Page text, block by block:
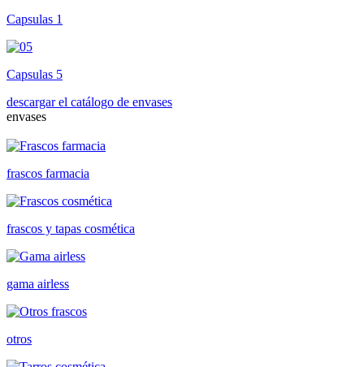
Capsulas 1
Capsulas 5
descargar el catálogo de envases
envases
frascos farmacia
frascos y tapas cosmética
gama airless
otros